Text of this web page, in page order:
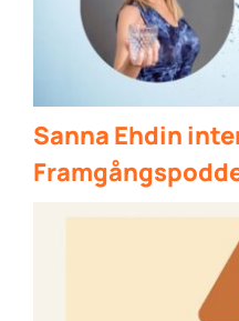
Sanna Ehdin